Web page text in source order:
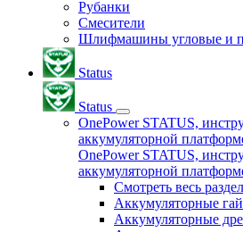
Рубанки
Смесители
Шлифмашины угловые и
Status
Status
OnePower STATUS,
аккумуляторной
OnePower STATUS,
аккумуляторной
Смотреть весь раздел
Аккумуляторные
Аккумуляторные